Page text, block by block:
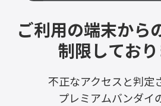
ご利用の端末から
制限しており
不正なアクセスと判定
プレミアムバンダイ